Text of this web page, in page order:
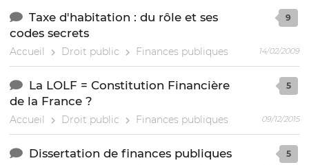
Taxe d'habitation : du rôle et ses
codes secrets
Accueil Droit public Finances publiques
9
14/02/2009
La LOLF = Constitution Financière
de la France ?
Accueil Droit public Finances publiques
5
09/12/2015
Dissertation de finances publiques 5